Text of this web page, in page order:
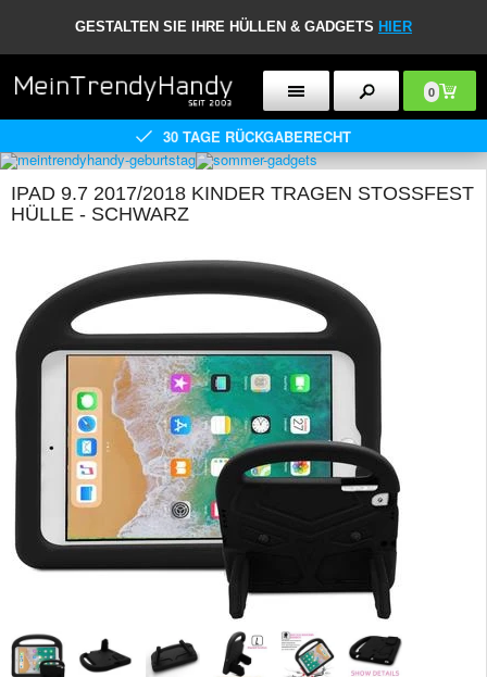
GESTALTEN SIE IHRE HÜLLEN & GADGETS HIER
0
30 TAGE RÜCKGABERECHT
IPAD 9.7 2017/2018 KINDER TRAGEN STOSSFEST H
ÜLLE - SCHWARZ